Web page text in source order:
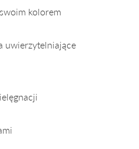
kolorem
uwierzytelniające